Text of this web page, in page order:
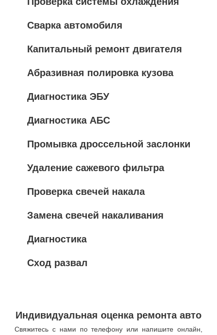
Сварка автомобиля
Капитальный ремонт двигателя
Абразивная полировка кузова
Диагностика ЭБУ
Диагностика АБС
Промывка дроссельной заслонки
Удаление сажевого фильтра
Проверка свечей накала
Замена свечей накаливания
Диагностика
Сход развал
Индивидуальная оценка ремонта авто
Свяжитесь с нами по телефону или напишите онлайн,